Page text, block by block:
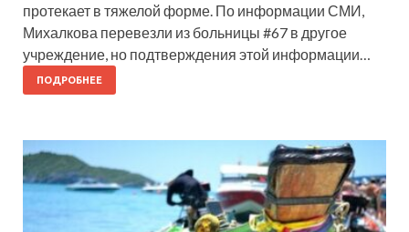
протекает в тяжелой форме. По информации СМИ,
Михалкова перевезли из больницы #67 в другое
учреждение, но подтверждения этой информации…
ПОДРОБНЕЕ